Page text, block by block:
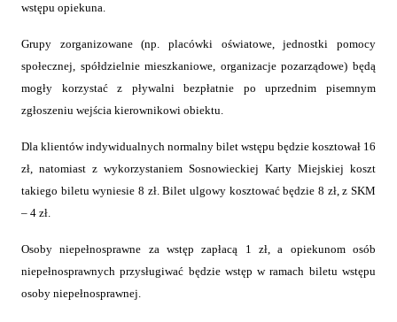
wstępu opiekuna.
Grupy zorganizowane (np. placówki oświatowe, jednostki pomocy
społecznej, spółdzielnie mieszkaniowe, organizacje pozarządowe) będą
mogły korzystać z pływalni bezpłatnie po uprzednim pisemnym
zgłoszeniu wejścia kierownikowi obiektu.
Dla klientów indywidualnych normalny bilet wstępu będzie kosztował 16
zł, natomiast z wykorzystaniem Sosnowieckiej Karty Miejskiej koszt
takiego biletu wyniesie 8 zł. Bilet ulgowy kosztować będzie 8 zł, z SKM
– 4 zł.
Osoby niepełnosprawne za wstęp zapłacą 1 zł, a opiekunom osób
niepełnosprawnych przysługiwać będzie wstęp w ramach biletu wstępu
osoby niepełnosprawnej.